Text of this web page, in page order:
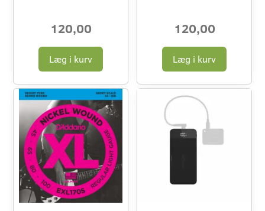
120,00
Læg i kurv
120,00
Læg i kurv